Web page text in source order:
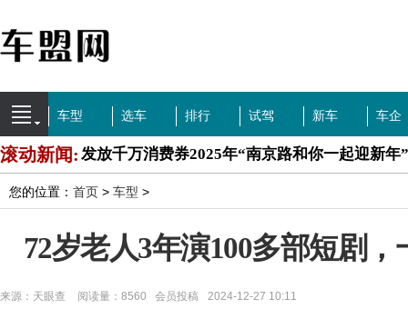
车型 选车 排行 试驾 新车 车企
滚动新闻: 发放千万消费券2025年“南京路和你一起迎新年
常州市医疗急救中心全新升级为生命健康织密
教育培训行业迎监管风暴 研考信息专项清理启
宜兴市官林镇：打造“全闭环”政务服务体系，
发
Swiss Meat瑞秘特将携优质肉类产品亮相202
您的位置： 首页 > 车型 >
72岁老人3年演100多部短剧
来源：天眼查 2024-12-27 10:11
阅读量：8560 会员投稿